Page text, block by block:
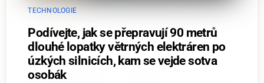
TECHNOLOGIE
Podívejte, jak se přepravují 90 metrů
dlouhé lopatky větrných elektráren po
úzkých silnicích, kam se vejde sotva
osobák